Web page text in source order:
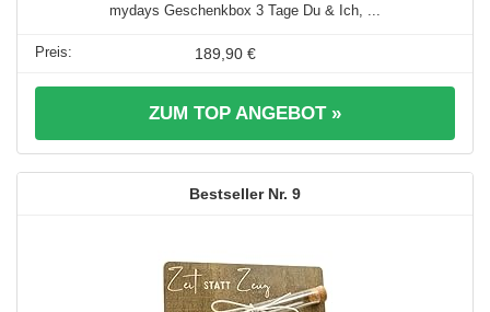
mydays Geschenkbox 3 Tage Du & Ich, ...
189,90 €
ZUM TOP ANGEBOT »
9